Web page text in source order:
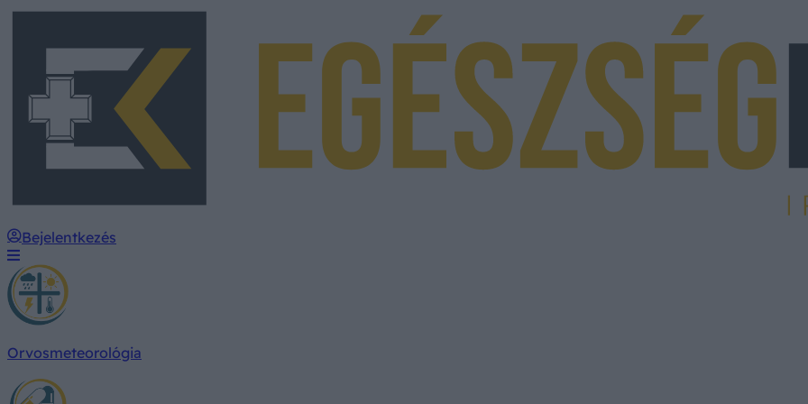
Bejelentkezés
Orvosmeteorológia